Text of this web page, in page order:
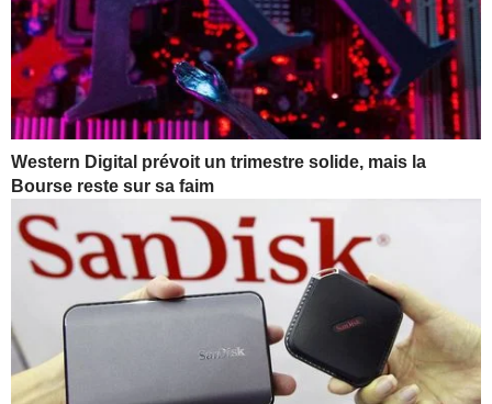
Western Digital prévoit un trimestre solide, mais la
Bourse reste sur sa faim